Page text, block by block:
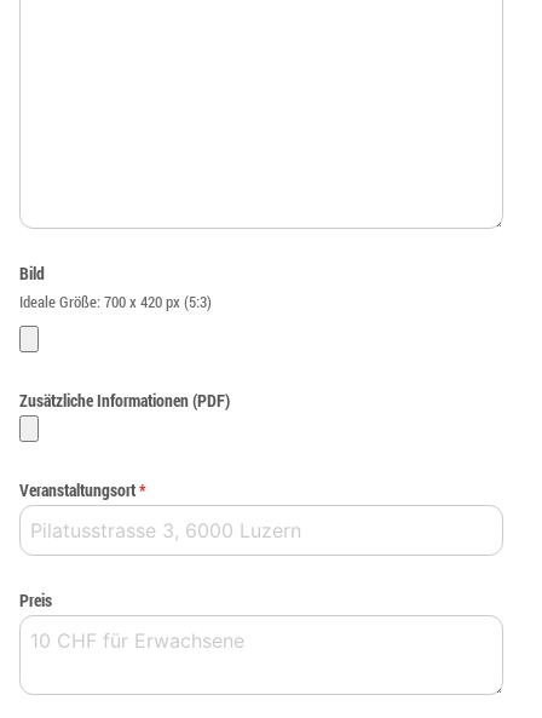
Bild
Ideale Größe: 700 x 420 px (5:3)
Zusätzliche Informationen (PDF)
Veranstaltungsort*
Preis